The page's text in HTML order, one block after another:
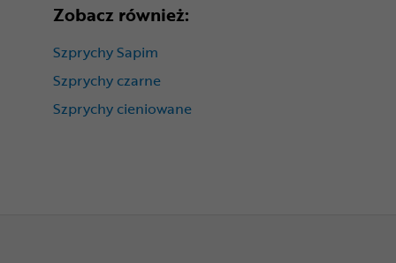
Zobacz również:
Szprychy Sapim
Szprychy czarne
Szprychy cieniowane